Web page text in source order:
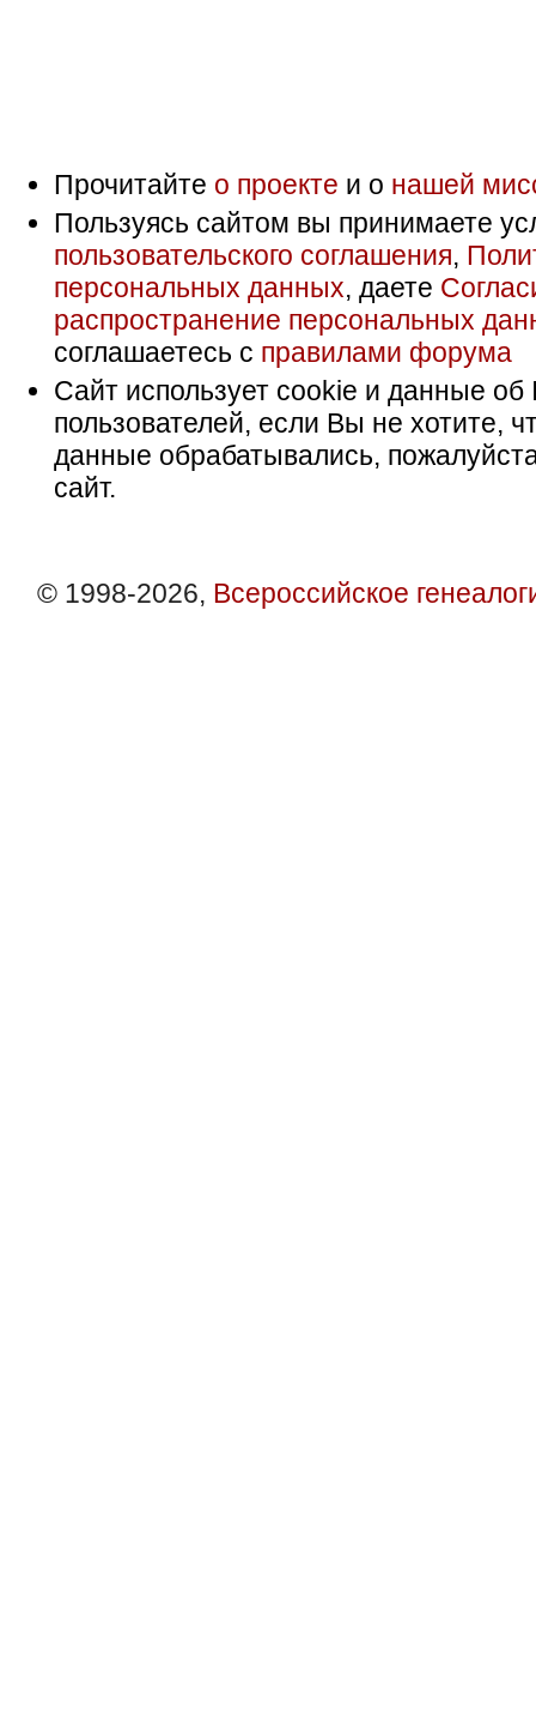
Прочитайте о проекте и о нашей
Пользуясь сайтом вы принимаете
пользовательского соглашения,
персональных данных, даете
распространение персональных
соглашаетесь с правилами форума
Сайт использует cookie и данные об
пользователей, если Вы не хотите,
данные обрабатывались,
сайт.
© 1998-2026, Всероссийское